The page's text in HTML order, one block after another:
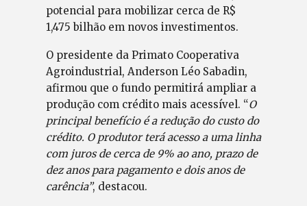
potencial para mobilizar cerca de R$
1,475 bilhão em novos investimentos.
O presidente da Primato Cooperativa
Agroindustrial, Anderson Léo Sabadin,
afirmou que o fundo permitirá ampliar a
produção com crédito mais acessível. “O
principal benefício é a redução do custo do
crédito. O produtor terá acesso a uma linha
com juros de cerca de 9% ao ano, prazo de
dez anos para pagamento e dois anos de
carência”, destacou.